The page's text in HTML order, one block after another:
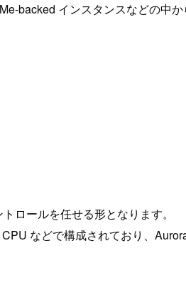
backed インスタンスなどの中
ロールを任せる形となります。
などで構成されており、